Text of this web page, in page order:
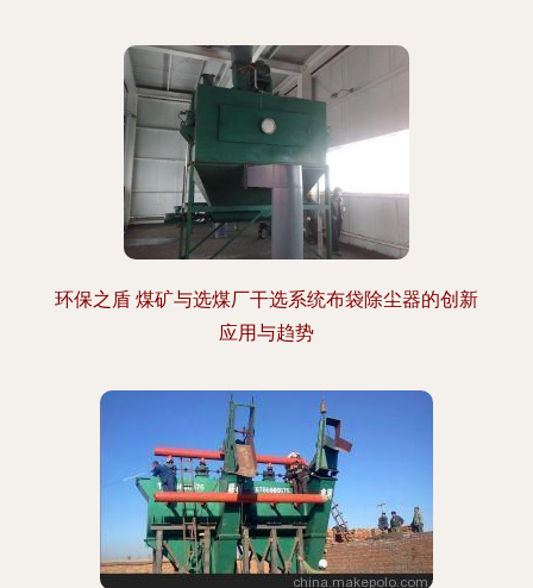
环保之盾 煤矿与选煤厂干选系统布袋除尘器的创新
应用与趋势